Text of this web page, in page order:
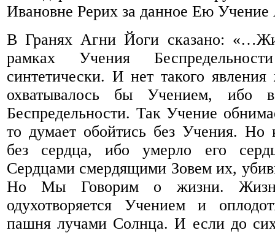
Ивановне Рерих за данное Ею
В Гранях Агни Йоги сказано:
рамках Учения
синтетически. И нет такого
охватывалось бы Учением, ибо
Беспредельности. Так Учение
то думает обойтись без Учения. Но
без сердца, ибо умерло его
Сердцами смердящими Зовем их,
Но Мы Говорим о жизни.
одухотворяется Учением и
пашня лучами Солнца. И если до сих